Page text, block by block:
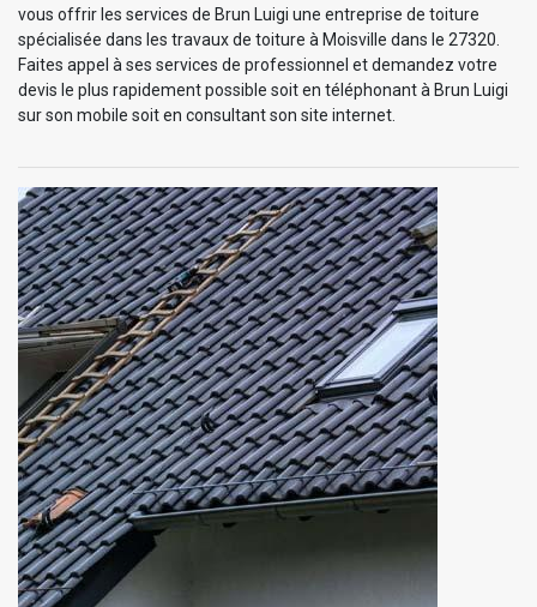
vous offrir les services de Brun Luigi une entreprise de toiture
spécialisée dans les travaux de toiture à Moisville dans le 27320.
Faites appel à ses services de professionnel et demandez votre
devis le plus rapidement possible soit en téléphonant à Brun Luigi
sur son mobile soit en consultant son site internet.